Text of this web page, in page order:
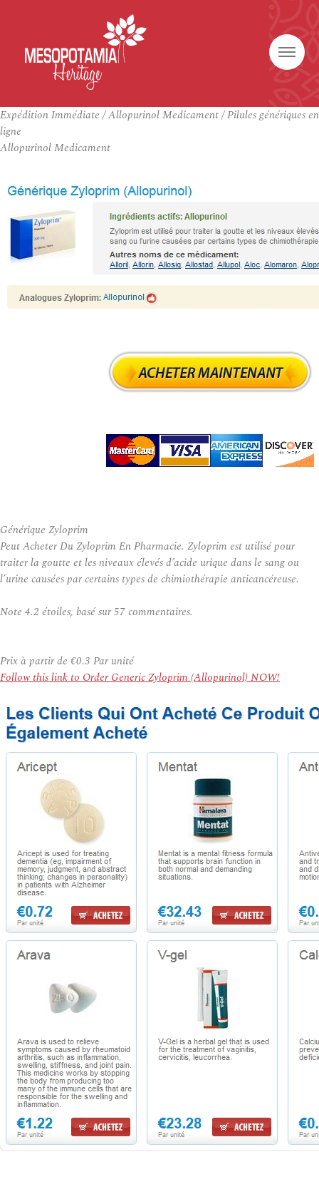
Expédition Immédiate / Allopurinol Medicament / Pilules génériques en
ligne
Allopurinol Medicament
Générique Zyloprim
Peut Acheter Du Zyloprim En Pharmacie. Zyloprim est utilisé pour
traiter la goutte et les niveaux élevés d’acide urique dans le sang ou
l’urine causées par certains types de chimiothérapie anticancéreuse.
Note 4.2 étoiles, basé sur57commentaires.
Prix à partir de €0.3 Par unité
Follow this link to Order Generic Zyloprim (Allopurinol) NOW!